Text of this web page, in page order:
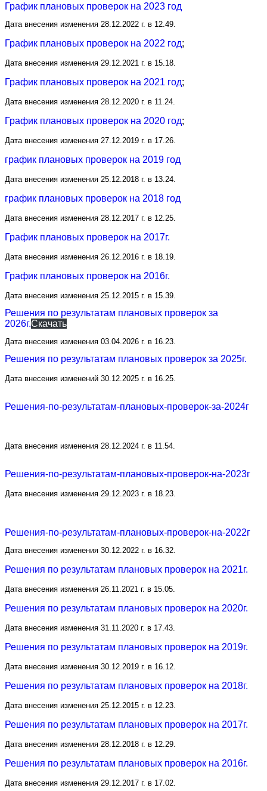
График плановых проверок на 2023 год
Дата внесения изменения 28.12.2022 г. в 12.49.
График плановых проверок на 2022 год;
Дата внесения изменения 29.12.2021 г. в 15.18.
График плановых проверок на 2021 год;
Дата внесения изменения 28.12.2020 г. в 11.24.
График плановых проверок на 2020 год;
Дата внесения изменения 27.12.2019 г. в 17.26.
график плановых проверок на 2019 год
Дата внесения изменения 25.12.2018 г. в 13.24.
график плановых проверок на 2018 год
Дата внесения изменения 28.12.2017 г. в 12.25.
График плановых проверок на 2017г.
Дата внесения изменения 26.12.2016 г. в 18.19.
График плановых проверок на 2016г.
Дата внесения изменения 25.12.2015 г. в 15.39.
Решения по результатам плановых проверок за
2026г.Скачать
Дата внесения изменения 03.04.2026 г. в 16.23.
Решения по результатам плановых проверок за 2025г.
Дата внесения изменений 30.12.2025 г. в 16.25.
Решения-по-результатам-плановых-проверок-за-2024г
Дата внесения изменения 28.12.2024 г. в 11.54.
Решения-по-результатам-плановых-проверок-на-2023г
Дата внесения изменения 29.12.2023 г. в 18.23.
Решения-по-результатам-плановых-проверок-на-2022г
Дата внесения изменения 30.12.2022 г. в 16.32.
Решения по результатам плановых проверок на 2021г.
Дата внесения изменения 26.11.2021 г. в 15.05.
Решения по результатам плановых проверок на 2020г.
Дата внесения изменения 31.11.2020 г. в 17.43.
Решения по результатам плановых проверок на 2019г.
Дата внесения изменения 30.12.2019 г. в 16.12.
Решения по результатам плановых проверок на 2018г.
Дата внесения изменения 25.12.2015 г. в 12.23.
Решения по результатам плановых проверок на 2017г.
Дата внесения изменения 28.12.2018 г. в 12.29.
Решения по результатам плановых проверок на 2016г.
Дата внесения изменения 29.12.2017 г. в 17.02.